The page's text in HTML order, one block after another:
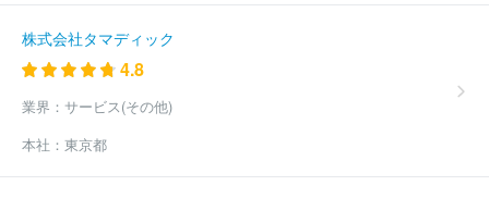
株式会社タマディック
4.8
業界： サービス(その他)
本社： 東京都